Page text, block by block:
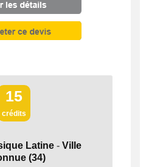
15
crédits
Latine - Ville
(34)